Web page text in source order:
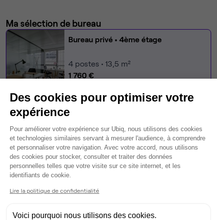
Ma sélection de bureau
Bureau privé • 4ème étage
4 postes • 13,5 m²
1 760 €
Modifier
Autres bureaux de cet espace :
Bureau privé• 4ème étage
62postes • 550 m²
39 300 €
Dispo
Bureau privé • 4ème étage
Des cookies pour optimiser votre
expérience
Plateforme de Gestion du
Pour améliorer votre expérience sur Ubiq, nous utilisons des cookies
et technologies similaires servant à mesurer l'audience, à comprendre
et personnaliser votre navigation. Avec votre accord, nous utilisons
des cookies pour stocker, consulter et traiter des données
personnelles telles que votre visite sur ce site internet, et les
identifiants de cookie.
Lire la politique de confidentialité
Voici pourquoi nous utilisons des cookies.